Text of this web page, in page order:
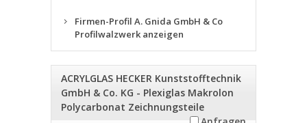
Firmen-Profil A. Gnida GmbH & Co
Profilwalzwerk anzeigen
ACRYLGLAS HECKER Kunststofftechnik
GmbH & Co. KG - Plexiglas Makrolon
Polycarbonat Zeichnungsteile